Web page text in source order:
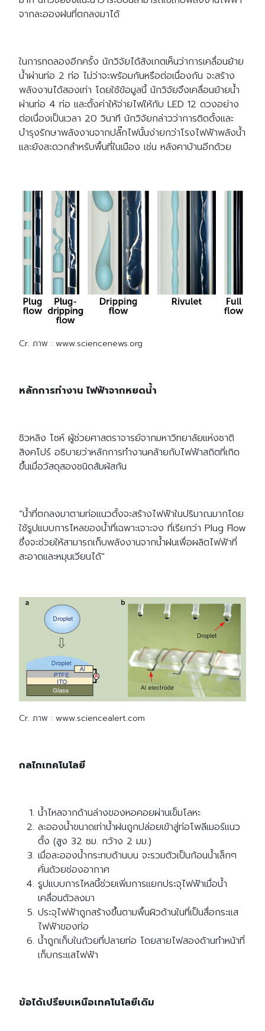
for:
จากละอองฝนที่ตกลงมาได้
ในการทดลองอีกครั้ง นักวิจัยได้สังเกตเห็นว่าการเคลื่อนย้าย
น้ำผ่านท่อ 2 ท่อ ไม่ว่าจะพร้อมกันหรือต่อเนื่องกัน จะสร้าง
พลังงานได้สองเท่า โดยใช้ข้อมูลนี้ นักวิจัยจึงเคลื่อนย้ายน้ำ
ผ่านท่อ 4 ท่อ และตั้งค่าให้จ่ายไฟให้กับ LED 12 ดวงอย่าง
ต่อเนื่องเป็นเวลา 20 วินาที นักวิจัยกล่าวว่าการติดตั้งและ
บำรุงรักษาพลังงานจากปลั๊กไฟนั้นง่ายกว่าโรงไฟฟ้าพลังน้ำ
และยังสะดวกสำหรับพื้นที่ในเมือง เช่น หลังคาบ้านอีกด้วย
Cr. ภาพ : www.sciencenews.org
หลักการทำงาน ไฟฟ้าจากหยดน้ำ
ซิวหลิง โซห์ ผู้ช่วยศาสตราจารย์จากมหาวิทยาลัยแห่งชาติ
สิงคโปร์ อธิบายว่าหลักการทำงานคล้ายกับไฟฟ้าสถิตที่เกิด
ขึ้นเมื่อวัสดุสองชนิดสัมผัสกัน
“น้ำที่ตกลงมาตามท่อแนวตั้งจะสร้างไฟฟ้าในปริมาณมากโดย
ใช้รูปแบบการไหลของน้ำที่เฉพาะเจาะจง ที่เรียกว่า Plug Flow
ซึ่งจะช่วยให้สามารถเก็บพลังงานจากน้ำฝนเพื่อผลิตไฟฟ้าที่
สะอาดและหมุนเวียนได้”
Cr. ภาพ : www.sciencealert.com
กลไกเทคโนโลยี
น้ำไหลจากด้านล่างของหอคอยผ่านเข็มโลหะ
ละอองน้ำขนาดเท่าน้ำฝนถูกปล่อยเข้าสู่ท่อโพลีเมอร์แนว
ตั้ง (สูง 32 ซม. กว้าง 2 มม.)
เมื่อละอองน้ำกระทบด้านบน จะรวมตัวเป็นก้อนน้ำเล็กๆ
คั่นด้วยช่องอากาศ
รูปแบบการไหลนี้ช่วยเพิ่มการแยกประจุไฟฟ้าเมื่อน้ำ
เคลื่อนตัวลงมา
ประจุไฟฟ้าถูกสร้างขึ้นตามพื้นผิวด้านในที่เป็นสื่อกระแส
ไฟฟ้าของท่อ
น้ำถูกเก็บในถ้วยที่ปลายท่อ โดยสายไฟสองด้านทำหน้าที่
เก็บกระแสไฟฟ้า
ข้อได้เปรียบเหนือเทคโนโลยีเดิม